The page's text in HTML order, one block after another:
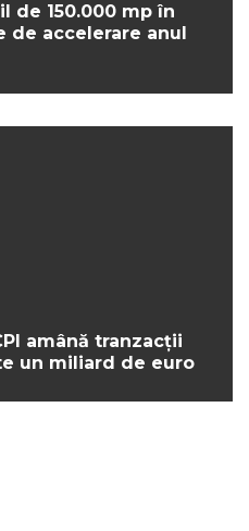
de 150.000 mp în
de accelerare anul
amână tranzacții
un miliard de euro